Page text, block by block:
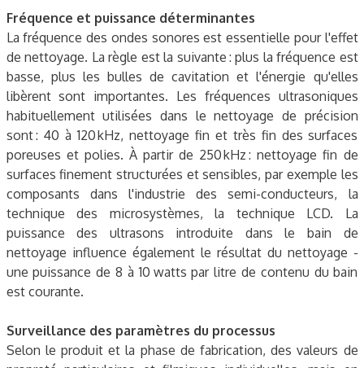
Fréquence et puissance déterminantes
La fréquence des ondes sonores est essentielle pour l'effet
de nettoyage. La règle est la suivante : plus la fréquence est
basse, plus les bulles de cavitation et l'énergie qu'elles
libèrent sont importantes. Les fréquences ultrasoniques
habituellement utilisées dans le nettoyage de précision
sont : 40 à 120 kHz, nettoyage fin et très fin des surfaces
poreuses et polies. À partir de 250 kHz : nettoyage fin de
surfaces finement structurées et sensibles, par exemple les
composants dans l'industrie des semi-conducteurs, la
technique des microsystèmes, la technique LCD. La
puissance des ultrasons introduite dans le bain de
nettoyage influence également le résultat du nettoyage -
une puissance de 8 à 10 watts par litre de contenu du bain
est courante.
Surveillance des paramètres du processus
Selon le produit et la phase de fabrication, des valeurs de